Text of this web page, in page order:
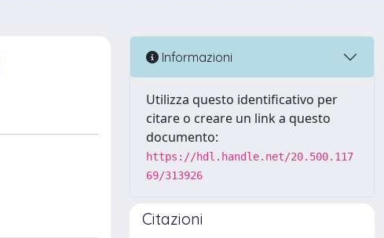
Informazioni
Utilizza questo identificativo per
citare o creare un link a questo
documento:
https://hdl.handle.net/20.500.117
69/313926
Citazioni